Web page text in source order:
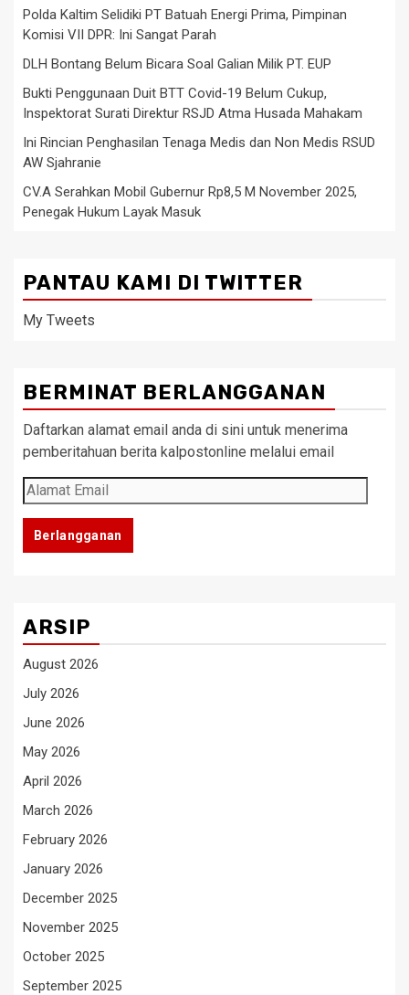
Polda Kaltim Selidiki PT Batuah Energi Prima, Pimpinan
Komisi VII DPR: Ini Sangat Parah
DLH Bontang Belum Bicara Soal Galian Milik PT. EUP
Bukti Penggunaan Duit BTT Covid-19 Belum Cukup,
Inspektorat Surati Direktur RSJD Atma Husada Mahakam
Ini Rincian Penghasilan Tenaga Medis dan Non Medis RSUD
AW Sjahranie
CV.A Serahkan Mobil Gubernur Rp8,5 M November 2025,
Penegak Hukum Layak Masuk
PANTAU KAMI DI TWITTER
My Tweets
BERMINAT BERLANGGANAN
Daftarkan alamat email anda di sini untuk menerima
pemberitahuan berita kalpostonline melalui email
Alamat
Email
Berlangganan
ARSIP
August 2026
July 2026
June 2026
May 2026
April 2026
March 2026
February 2026
January 2026
December 2025
November 2025
October 2025
September 2025